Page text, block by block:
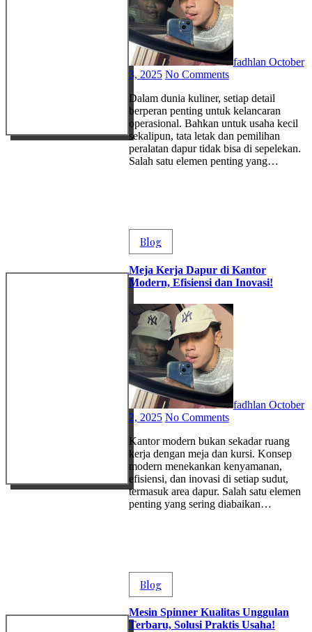
fadhlan October
3, 2025 No Comments
Dalam dunia kuliner, setiap detail
berperan penting untuk kelancaran
operasional. Bahkan untuk usaha kecil
sekalipun, tata letak dan pemilihan
peralatan dapur tidak bisa di sepelekan.
Salah satu elemen penting yang…
Blog
Meja Kerja Dapur di Kantor
Modern, Efisiensi dan Inovasi!
fadhlan October
2, 2025 No Comments
Kantor modern bukan sekadar ruang
kerja dengan meja dan kursi. Konsep
modern menekankan kenyamanan,
efisiensi, dan inovasi di setiap sudut,
termasuk area dapur. Salah satu elemen
penting yang sering diabaikan…
Blog
Mesin Spinner Kualitas Unggulan
Terbaru, Solusi Praktis Usaha!